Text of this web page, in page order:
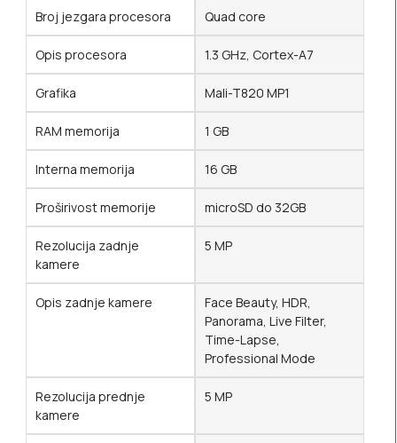
Broj jezgara procesora Quad core
Opis procesora 1.3 GHz, Cortex-A7
Grafika Mali-T820 MP1
RAM memorija 1 GB
Interna memorija 16 GB
Proširivost memorije microSD do 32GB
Rezolucija zadnje
kamere
5 MP
Opis zadnje kamere
Face Beauty, HDR,
Panorama, Live Filter,
Time-Lapse,
Professional Mode
Rezolucija prednje
kamere
5 MP